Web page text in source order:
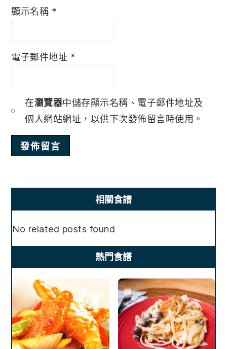
顯示名稱 *
電子郵件地址 *
在瀏覽器中儲存顯示名稱、電子郵件地址及
個人網站網址，以供下次發佈留言時使用。
Sidebar
相關食譜
No related posts found
熱門食譜